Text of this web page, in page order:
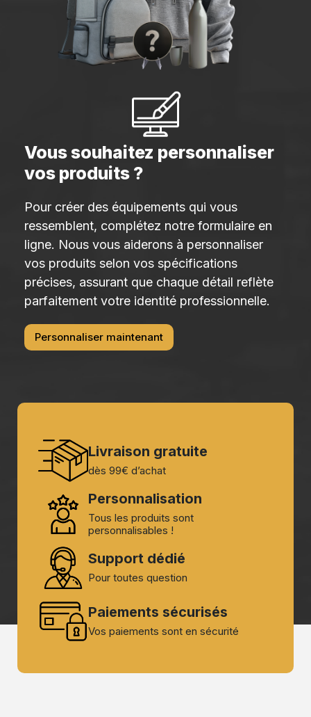
Vous souhaitez personnaliser
vos produits ?
Pour créer des équipements qui vous
ressemblent, complétez notre formulaire en
ligne. Nous vous aiderons à personnaliser
vos produits selon vos spécifications
précises, assurant que chaque détail reflète
parfaitement votre identité professionnelle.
Personnaliser maintenant
Livraison gratuite
dès 99€ d’achat
Personnalisation
Tous les produits sont
personnalisables !
Support dédié
Pour toutes question
Paiements sécurisés
Vos paiements sont en sécurité